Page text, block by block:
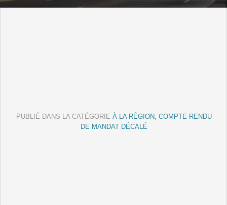
PUBLIÉ DANS LA CATÉGORIE À LA RÉGION, COMPTE RENDU
DE MANDAT DÉCALÉ